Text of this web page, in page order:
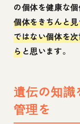
の個体を健康な
個体をきちんと
ではない個体を
らと思います。
遺伝の知識
管理を